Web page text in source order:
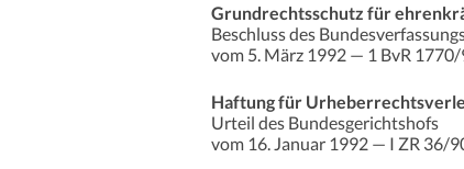
Grundrechtsschutz für
Beschluss des
vom 5. März 1992 — 1 BvR 1770/
Haftung für
Urteil des Bundesgerichtshofs
vom 16. Januar 1992 — I ZR 36/